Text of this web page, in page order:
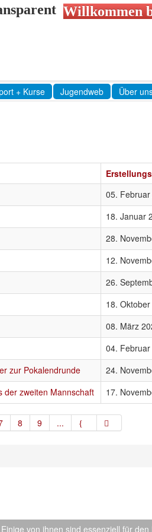
Willkommen
+ Kurse Jugendweb Über
05.
18. Januar
28.
12.
26.
18.
08. März
04.
zur Pokalendrunde 24.
der zweiten Mannschaft 17.
8 9 ...
von ihnen sind essenziell für